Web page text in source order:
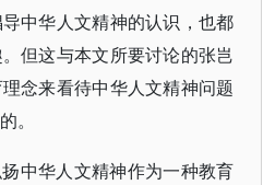
中华人文精神的认识，也都
但这与本文所要讨论的张岂
念来看待中华人文精神问题
。
中华人文精神作为一种教育